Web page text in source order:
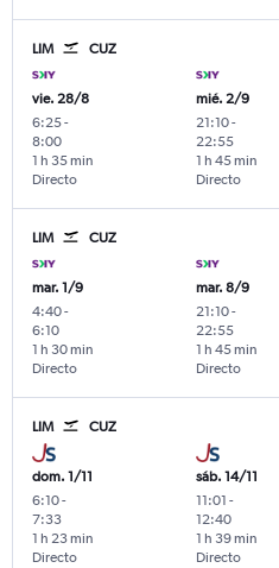
LIM CUZ
vie. 28/8
6:25-
8:00
Directo
1 h 35 min
mié. 2/9
21:10-
22:55
Directo
1 h 45 min
LIM CUZ
mar. 1/9
4:40-
6:10
Directo
1 h 30 min
mar. 8/9
21:10-
22:55
Directo
1 h 45 min
LIM CUZ
dom. 1/11
6:10-
7:33
Directo
1 h 23 min
sáb. 14/11
11:01 -
12:40
Directo
1 h 39 min